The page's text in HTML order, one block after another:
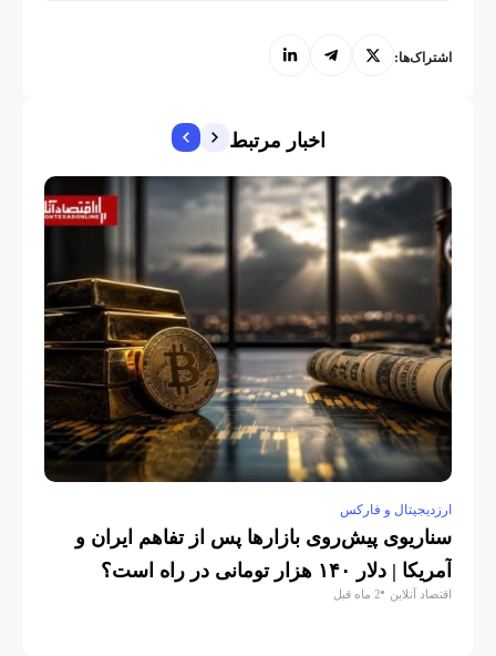
اشتراک‌ها:
اخبار مرتبط
ارزدیجیتال و فارکس
سناریوی پیش‌روی بازار‌ها پس از تفاهم ایران و
آمریکا | دلار ۱۴۰ هزار تومانی در راه است؟
اقتصاد آنلاین 2 ماه قبل